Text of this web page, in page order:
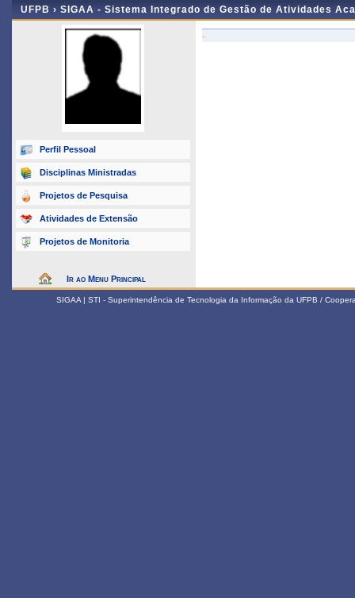
UFPB › SIGAA - Sistema Integrado de Gestão de Atividades
Perfil Pessoal
Disciplinas Ministradas
Projetos de Pesquisa
Atividades de Extensão
Projetos de Monitoria
Ir ao Menu Principal
-
SIGAA | STI - Superintendência de Tecnologia da Informação da UFPB /